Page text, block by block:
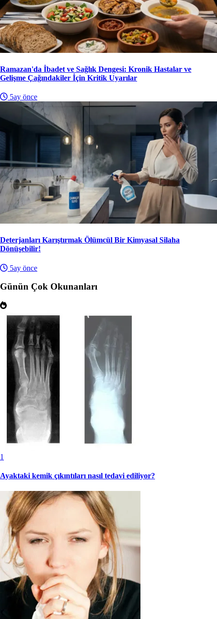
Ramazan'da İbadet ve Sağlık Dengesi: Kronik Hastalar ve
Gelişme Çağındakiler İçin Kritik Uyarılar
5ay önce
Deterjanları Karıştırmak Ölümcül Bir Kimyasal Silaha
Dönüşebilir!
5ay önce
Günün Çok Okunanları
1
Ayaktaki kemik çıkıntıları nasıl tedavi ediliyor?